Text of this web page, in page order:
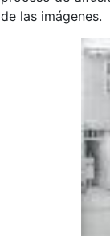
de las imágenes.